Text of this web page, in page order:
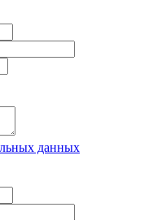
данных